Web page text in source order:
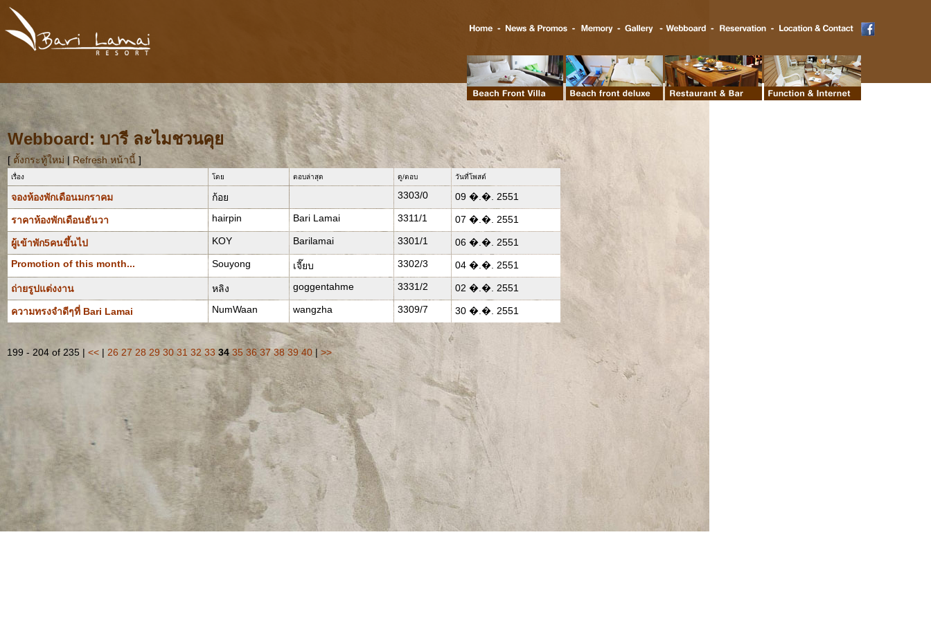
Webboard: บารี ละไมชวนคุย
[ ตั้งกระทู้ใหม่ | Refresh หน้านี้ ]
เรื่อง โดย ตอบล่าสุด ดู/ตอบ วันที่โพสต์
จองห้องพักเดือนมกราคม ก้อย 3303/0 09 �.�. 2551
ราคาห้องพักเดือนธันวา hairpin Bari Lamai 3311/1 07 �.�. 2551
ผู้เข้าพัก5คนขึ้นไป KOY Barilamai 3301/1
06 �.�. 2551
Promotion of this month...
Souyong เจี๊ยบ 3302/3 04 �.�. 2551
ถ่ายรูปแต่งงาน หลิง goggentahme 3331/2 02 �.�. 2551
ความทรงจำดีๆที่ Bari Lamai NumWaan wangzha 3309/7 30 �.�. 2551
199 - 204 of 235 | << | 26 27 28 29 30 31 32 33 34 35 36 37 38 39 40 | >>